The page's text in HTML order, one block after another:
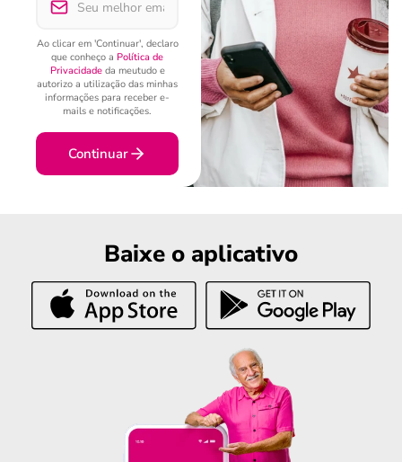
Ao clicar em 'Continuar', declaro
que conheço a Política de
Privacidadeda meutudo e
autorizo a utilização das minhas
informações para receber e-
mails e notificações.
Continuar
Baixe o aplicativo